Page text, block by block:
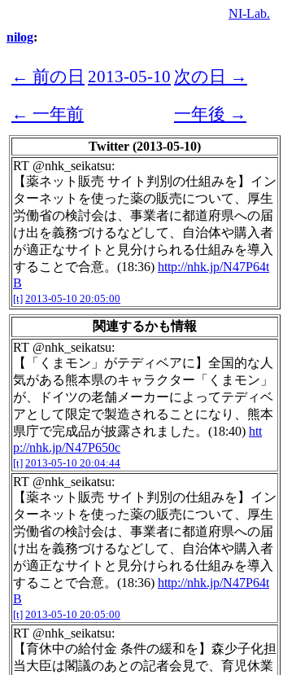
NI-Lab.
nilog:
← 前の日 2013-05-10 次の日 →
← 一年前
一年後 →
Twitter (2013-05-10)
RT @nhk_seikatsu:
【薬ネット販売 サイト判別の仕組みを】イン
ターネットを使った薬の販売について、厚生
労働省の検討会は、事業者に都道府県への届
け出を義務づけるなどして、自治体や購入者
が適正なサイトと見分けられる仕組みを導入
することで合意。(18:36) http://nhk.jp/N47P64t
B
[t] 2013-05-10 20:05:00
関連するかも情報
RT @nhk_seikatsu:
【「くまモン」がテディベアに】全国的な人
気がある熊本県のキャラクター「くまモン」
が、ドイツの老舗メーカーによってテディベ
アとして限定で製造されることになり、熊本
県庁で完成品が披露されました。(18:40) htt
p://nhk.jp/N47P650c
[t] 2013-05-10 20:04:44
RT @nhk_seikatsu:
【薬ネット販売 サイト判別の仕組みを】イン
ターネットを使った薬の販売について、厚生
労働省の検討会は、事業者に都道府県への届
け出を義務づけるなどして、自治体や購入者
が適正なサイトと見分けられる仕組みを導入
することで合意。(18:36) http://nhk.jp/N47P64t
B
[t] 2013-05-10 20:05:00
RT @nhk_seikatsu:
【育休中の給付金 条件の緩和を】森少子化担
当大臣は閣議のあとの記者会見で、育児休業